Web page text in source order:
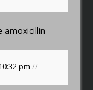
amoxicillin
pm//